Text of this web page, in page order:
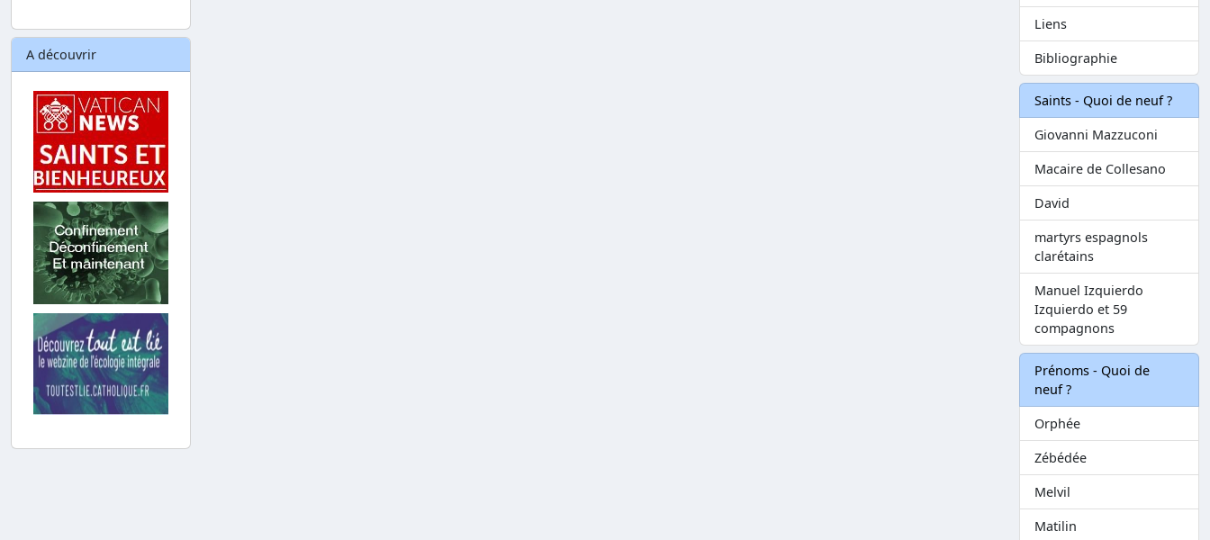
A découvrir
Liens
Bibliographie
Saints - Quoi de neuf ?
Giovanni Mazzuconi
Macaire de Collesano
David
martyrs espagnols
clarétains
Manuel Izquierdo
Izquierdo et 59
compagnons
Prénoms - Quoi de
neuf ?
Orphée
Zébédée
Melvil
Matilin